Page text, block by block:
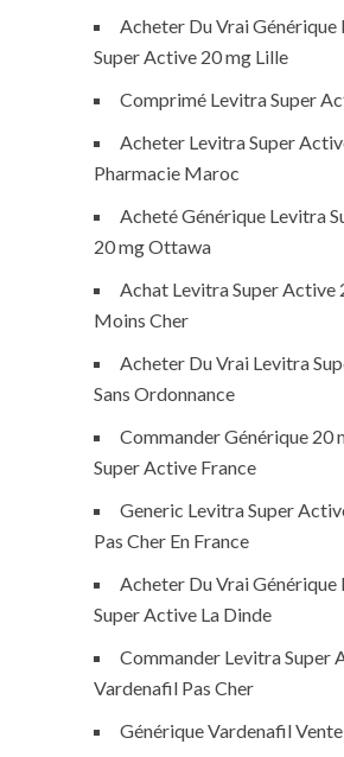
Acheter Du Vrai Générique
Super Active 20 mg Lille
Comprimé Levitra Super
Acheter Levitra Super
Pharmacie Maroc
Acheté Générique Levitra
20 mg Ottawa
Achat Levitra Super Active
Moins Cher
Acheter Du Vrai Levitra
Sans Ordonnance
Commander Générique 20
Super Active France
Generic Levitra Super
Pas Cher En France
Acheter Du Vrai Générique
Super Active La Dinde
Commander Levitra Super
Vardenafil Pas Cher
Générique Vardenafil Vente